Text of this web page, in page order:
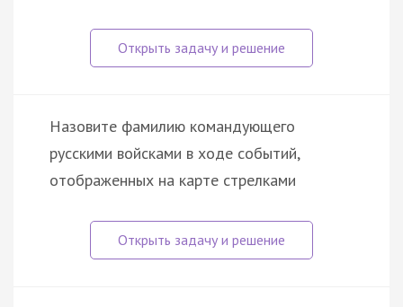
Назовите фамилию командующего
русскими войсками в ходе событий,
отображенных на карте стрелками